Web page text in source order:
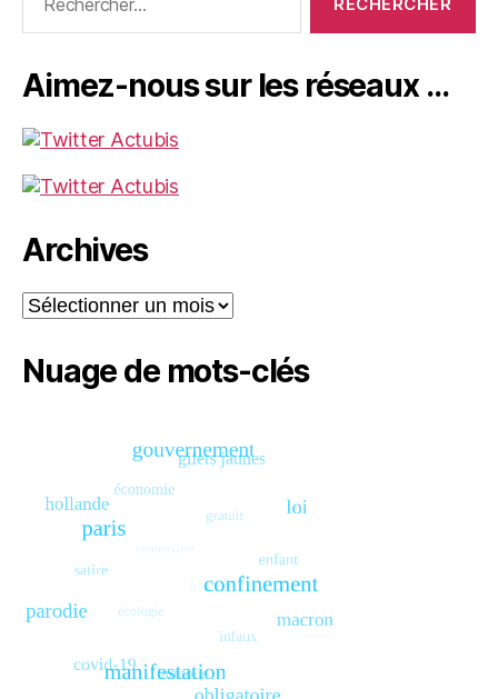
Aimez-nous sur les réseaux …
Archives
Archives
Nuage de mots-clés